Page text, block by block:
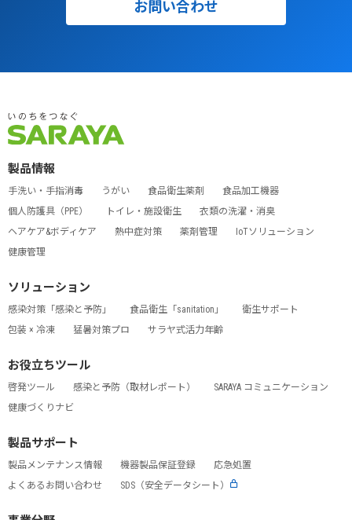
お問い合わせ
製品情報
手洗い・手指消毒 うがい 食品衛生薬剤
食品加工機器
個人防護具（PPE）
トイレ・施設衛生
衣類の洗濯・消臭
ヘアケア&ボディケア
熱中症対策 薬剤管理
IoTソリューション
健康管理
ソリューション
感染対策「感染と予防」 食品衛生「sanitation」
衛生サポート
包装 × 冷凍
猛暑対策プロ サラヤ式活力年齢
お役立ちツール
啓発ツール 感染と予防（取材レポート）
SARAYA コミュニケーション
健康づくりナビ
製品サポート
製品メンテナンス情報 機器製品保証登録
応急処置
よくあるお問い合わせ
SDS（安全データシート）